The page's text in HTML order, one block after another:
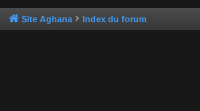
Site Aghana Index du forum